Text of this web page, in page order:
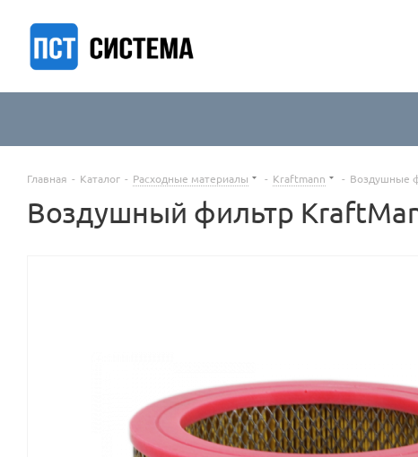
Главная - Каталог - Расходные материалы - Kraftmann - Воздушные
Воздушный фильтр